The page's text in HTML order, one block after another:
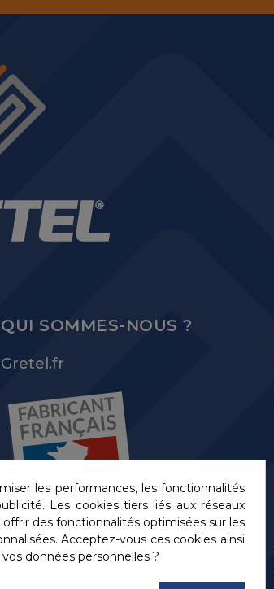
QUI SOMMES-NOUS ?
Gretel.fr
les performances, les fonctionnalités
Les cookies tiers liés aux réseaux
des fonctionnalités optimisées sur les
Acceptez-vous ces cookies ainsi
données personnelles ?